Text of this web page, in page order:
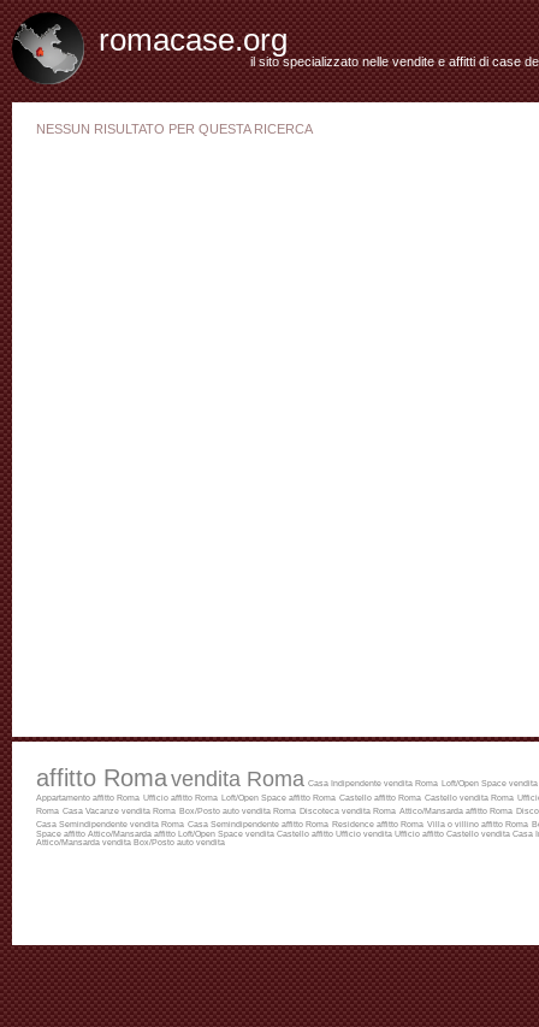
romacase.org
il sito specializzato nelle vendite e affitti di case
NESSUN RISULTATO PER QUESTA RICERCA
affitto Romavendita Roma Casa Indipendente vendita Roma
Loft/Open Space
Appartamento affitto Roma
Ufficio affitto Roma Loft/Open Space affitto Roma Castello affitto Roma Castello vendita Roma
Roma Casa Vacanze vendita Roma Box/Posto auto vendita Roma Discoteca vendita Roma Attico/Mansarda affitto Roma
Casa Semindipendente vendita Roma Casa Semindipendente affitto Roma Residence affitto Roma Villa o villino affitto Roma
Space affitto Attico/Mansarda affitto Loft/Open Space vendita Castello affitto Ufficio vendita Ufficio affitto Castello vendita Casa
Attico/Mansarda vendita Box/Posto auto vendita